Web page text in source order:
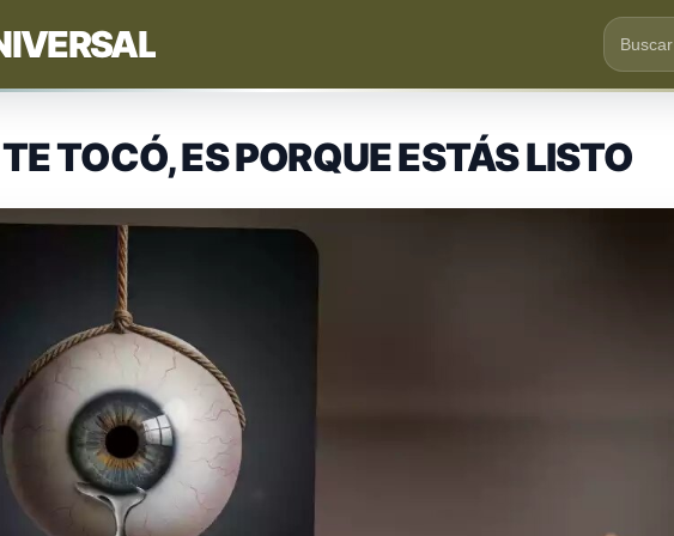
TOCÓ, ES PORQUE ESTÁS LISTO